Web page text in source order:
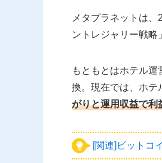
メタプラネットは
ントレジャリー戦略
もともとはホテル
換。現在では、ホテ
がりと運用収益で利
[関連]ビットコ